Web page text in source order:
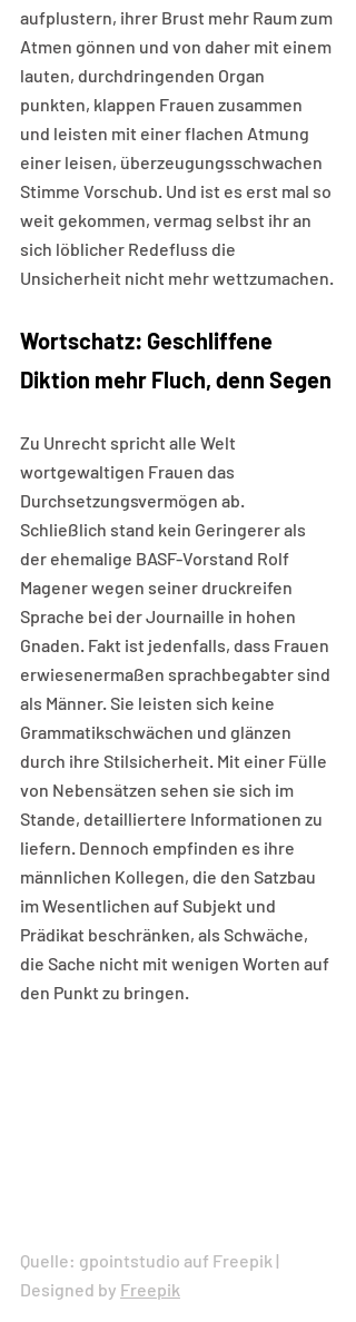
aufplustern, ihrer Brust mehr Raum zum
Atmen gönnen und von daher mit einem
lauten, durchdringenden Organ
punkten, klappen Frauen zusammen
und leisten mit einer flachen Atmung
einer leisen, überzeugungsschwachen
Stimme Vorschub. Und ist es erst mal so
weit gekommen, vermag selbst ihr an
sich löblicher Redefluss die
Unsicherheit nicht mehr wettzumachen.
Wortschatz: Geschliffene
Diktion mehr Fluch, denn Segen
Zu Unrecht spricht alle Welt
wortgewaltigen Frauen das
Durchsetzungsvermögen ab.
Schließlich stand kein Geringerer als
der ehemalige BASF-Vorstand Rolf
Magener wegen seiner druckreifen
Sprache bei der Journaille in hohen
Gnaden. Fakt ist jedenfalls, dass Frauen
erwiesenermaßen sprachbegabter sind
als Männer. Sie leisten sich keine
Grammatikschwächen und glänzen
durch ihre Stilsicherheit. Mit einer Fülle
von Nebensätzen sehen sie sich im
Stande, detailliertere Informationen zu
liefern. Dennoch empfinden es ihre
männlichen Kollegen, die den Satzbau
im Wesentlichen auf Subjekt und
Prädikat beschränken, als Schwäche,
die Sache nicht mit wenigen Worten auf
den Punkt zu bringen.
Quelle: gpointstudio auf Freepik |
Designed by Freepik